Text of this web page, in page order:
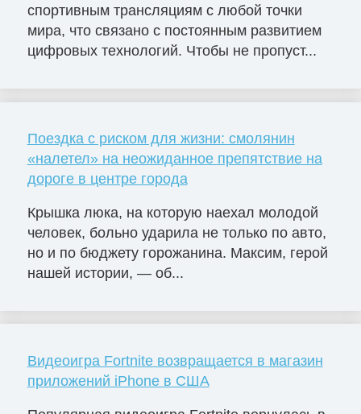
спортивным трансляциям с любой точки
мира, что связано с постоянным развитием
цифровых технологий. Чтобы не пропуст...
Поездка с риском для жизни: смолянин
«налетел» на неожиданное препятствие на
дороге в центре города
Крышка люка, на которую наехал молодой
человек, больно ударила не только по авто,
но и по бюджету горожанина. Максим, герой
нашей истории, — об...
Видеоигра Fortnite возвращается в магазин
приложений iPhone в США